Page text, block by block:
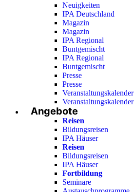
Neuigkeiten
IPA Deutschland
Magazin
Magazin
IPA Regional
Buntgemischt
IPA Regional
Buntgemischt
Presse
Presse
Veranstaltungskalender
Veranstaltungskalender
Angebote
Reisen
Bildungsreisen
IPA Häuser
Reisen
Bildungsreisen
IPA Häuser
Fortbildung
Seminare